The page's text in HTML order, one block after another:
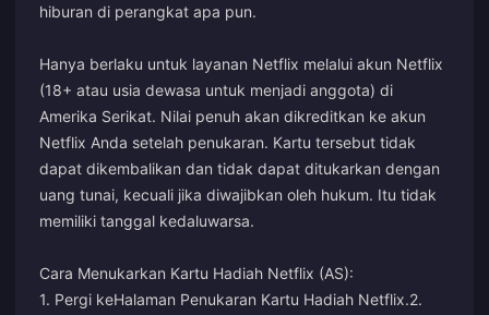
hiburan di perangkat apa pun.
Hanya berlaku untuk layanan Netflix melalui akun Netflix
(18+ atau usia dewasa untuk menjadi anggota) di
Amerika Serikat. Nilai penuh akan dikreditkan ke akun
Netflix Anda setelah penukaran. Kartu tersebut tidak
dapat dikembalikan dan tidak dapat ditukarkan dengan
uang tunai, kecuali jika diwajibkan oleh hukum. Itu tidak
memiliki tanggal kedaluwarsa.
Cara Menukarkan Kartu Hadiah Netflix (AS):
1. Pergi keHalaman Penukaran Kartu Hadiah Netflix.2.